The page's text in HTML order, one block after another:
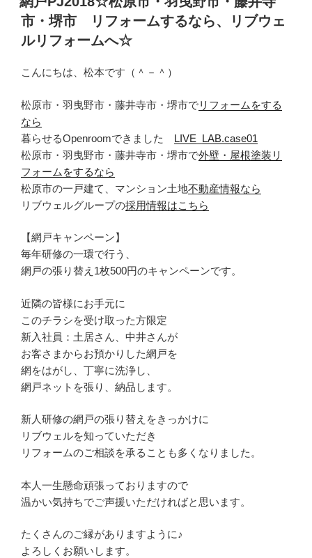
日:
市・堺市 リフォームするなら、リブウェ
ルリフォームへ☆
こんにちは、松本です（＾－＾）
松原市・羽曳野市・藤井寺市・堺市でリフォームをする
なら
暮らせるOpenroomできました LIVE_LAB.case01
松原市・羽曳野市・藤井寺市・堺市で外壁・屋根塗装リ
フォームをするなら
松原市の一戸建て、マンション土地不動産情報なら
リブウェルグループの採用情報はこちら
【網戸キャンペーン】
毎年研修の一環で行う、
網戸の張り替え1枚500円のキャンペーンです。
近隣の皆様にお手元に
このチラシを受け取った方限定
新入社員：土居さん、中井さんが
お客さまからお預かりした網戸を
網をはがし、丁寧に洗浄し、
網戸ネットを張り、納品します。
新人研修の網戸の張り替えをきっかけに
リブウェルを知っていただき
リフォームのご相談を承ることも多くなりました。
本人一生懸命頑張っておりますので
温かい気持ちでご声援いただければと思います。
たくさんのご縁がありますように♪
よろしくお願いします。